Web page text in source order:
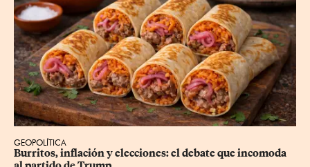
GEOPOLÍTICA
Burritos, inflación y elecciones: el debate que incomoda